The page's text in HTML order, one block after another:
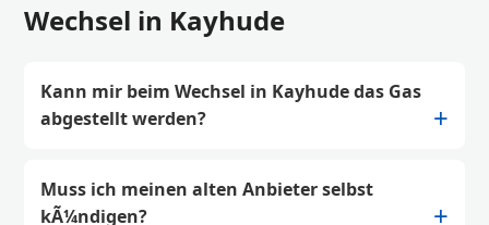
Wechsel in Kayhude
Kann mir beim Wechsel in Kayhude das Gas
abgestellt werden?
Muss ich meinen alten Anbieter selbst
kÃ¼ndigen?